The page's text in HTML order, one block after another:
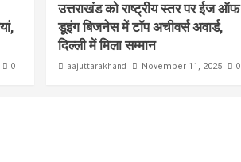
0
उत्तराखंड को राष्ट्रीय स्तर पर ईज ऑफ
डूइंग बिजनेस में टॉप अचीवर्स अवार्ड,
दिल्ली में मिला सम्मान
aajuttarakhand November 11, 2025 0